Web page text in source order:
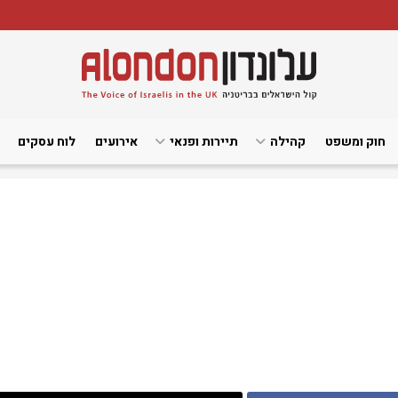
חוק ומשפט קהילה תיירות ופנאי אירועים לוח עסקים